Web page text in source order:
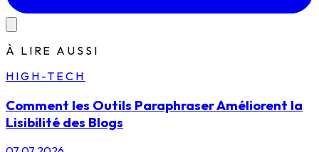
À LIRE AUSSI
HIGH-TECH
Comment les Outils Paraphraser Améliorent la
Lisibilité des Blogs